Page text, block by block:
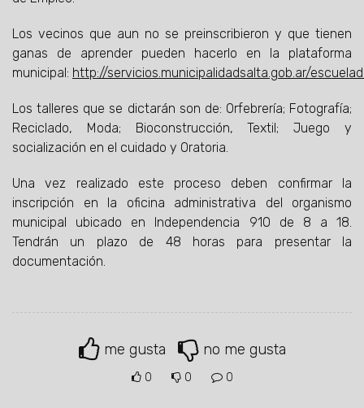
Los vecinos que aun no se preinscribieron y que tienen
ganas de aprender pueden hacerlo en la plataforma
municipal: http://servicios.municipalidadsalta.gob.ar/
Los talleres que se dictarán son de: Orfebrería; Fotografía;
Reciclado, Moda; Bioconstrucción, Textil; Juego y
socialización en el cuidado y Oratoria.
Una vez realizado este proceso deben confirmar la
inscripción en la oficina administrativa del organismo
municipal ubicado en Independencia 910 de 8 a 18.
Tendrán un plazo de 48 horas para presentar la
documentación.
me gusta no me gusta
0 0 0